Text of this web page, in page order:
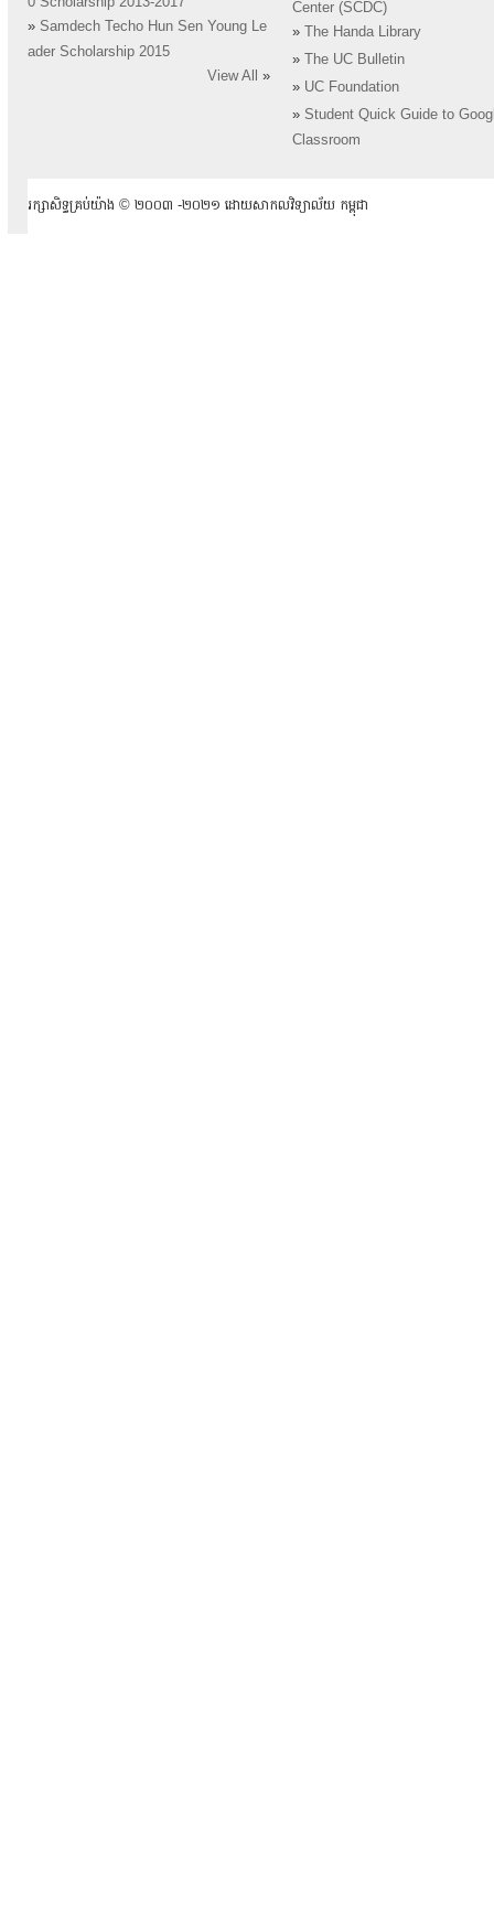
» Samdech Techo Hun Sen Young Le
ader Scholarship 2015
View All
»
Center (SCDC)
»
The Handa Library
»
The UC Bulletin
» UC Foundation
» Student Quick Guide to
Classroom
រក្សាសិទ្ធគ្រប់យ៉ាង ​© ២០០៣ -២០២១ ដោយសាកលវិទ្យាល័យ កម្ពុជា